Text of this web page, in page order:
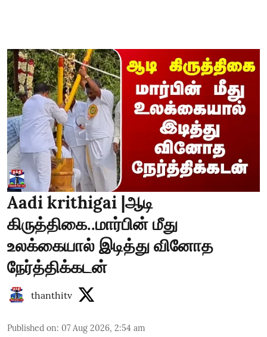
Aadi krithigai |ஆடி
கிருத்திகை..மார்பின் மீது
உலக்கையால் இடித்து வினோத
நேர்த்திக்கடன்
thanthitv
Published on: 07 Aug 2026, 2:54 am